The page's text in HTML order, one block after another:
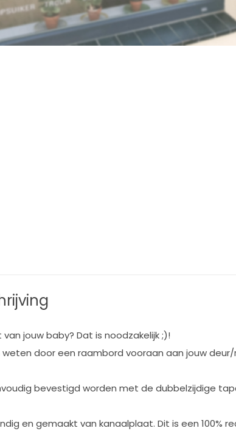
jouw baby? Dat is noodzakelijk ;)!
door een raambord vooraan aan jouw
bevestigd worden met de dubbelzijdige
en gemaakt van kanaalplaat. Dit is een 100%